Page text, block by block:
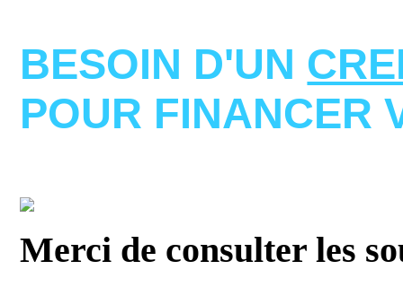
BESOIN D'UN
POUR FINANCER
Merci de consulter les